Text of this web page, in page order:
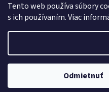
Tento web používa súbory
s ich používaním. Viac
Odmietnuť